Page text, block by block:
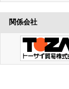
関係会社